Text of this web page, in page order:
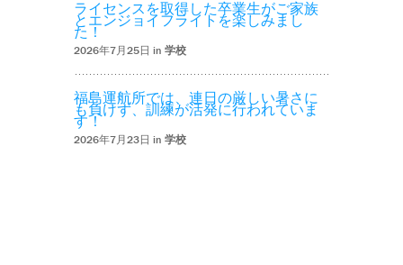
ライセンスを取得した卒業生がご家族
とエンジョイフライトを楽しみまし
た！
2026年7月25日 in 学校
福島運航所では、連日の厳しい暑さに
も負けず、訓練が活発に行われていま
す！
2026年7月23日 in 学校